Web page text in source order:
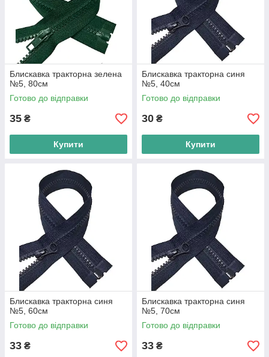
Блискавка тракторна зелена
№5, 80см
Готово до відправки
35 ₴
Купити
Блискавка тракторна синя
№5, 40см
Готово до відправки
30 ₴
Купити
Блискавка тракторна синя
№5, 60см
Готово до відправки
33 ₴
Блискавка тракторна синя
№5, 70см
Готово до відправки
33 ₴